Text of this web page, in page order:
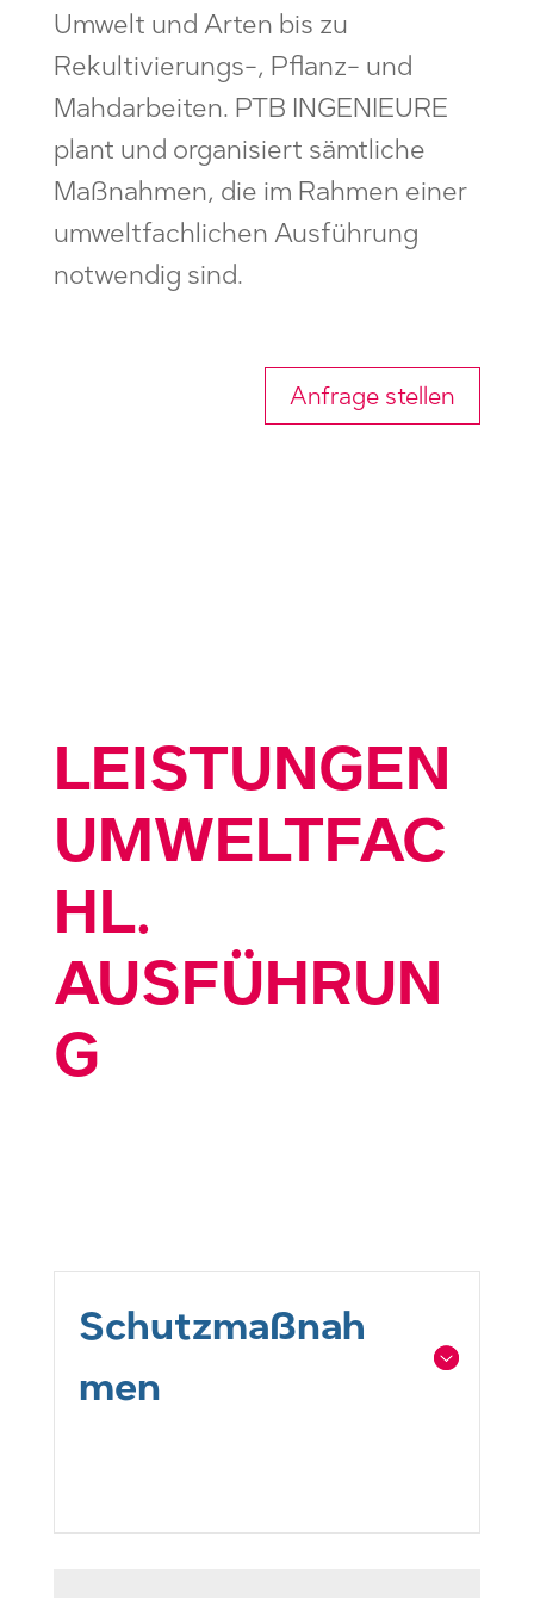
Umwelt und Arten bis zu
Rekultivierungs-, Pflanz- und
Mahdarbeiten. PTB INGENIEURE
plant und organisiert sämtliche
Maßnahmen, die im Rahmen einer
umweltfachlichen Ausführung
notwendig sind.
Anfrage stellen
LEISTUNGEN
UMWELTFAC
HL.
AUSFÜHRUN
G
Schutzmaßnah
men